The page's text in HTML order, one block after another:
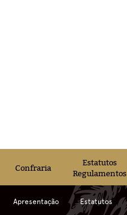
Confraria
Estatutos
Regulamentos
Apresentação Estatutos